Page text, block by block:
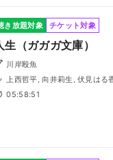
き放題対象 チケット対象
生（ガガガ文庫）
川岸殴魚
上西哲平, 向井莉生, 伏見はる香, 堤雪菜, 佐々木奈緒, 折
秋良, 合田葵
05:58:51